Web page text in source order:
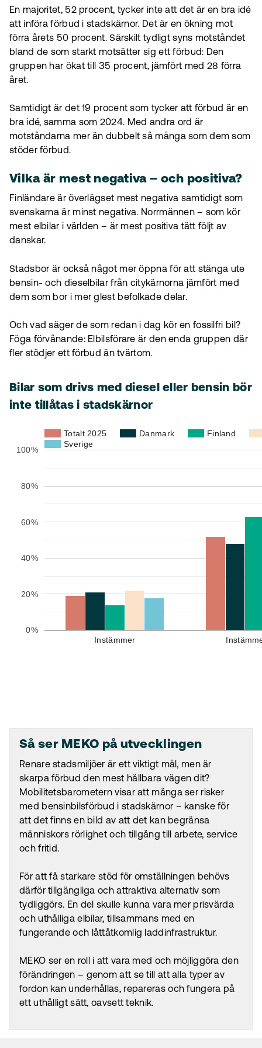
En majoritet, 52 procent, tycker inte att det är en bra idé
att införa förbud i stadskärnor. Det är en ökning mot
förra årets 50 procent. Särskilt tydligt syns motståndet
bland de som starkt motsätter sig ett förbud: Den
gruppen har ökat till 35 procent, jämfört med 28 förra
året.
Samtidigt är det 19 procent som tycker att förbud är en
bra idé, samma som 2024. Med andra ord är
motståndarna mer än dubbelt så många som dem som
stöder förbud.
Vilka är mest negativa – och positiva?
Finländare är överlägset mest negativa samtidigt som
svenskarna är minst negativa. Norrmännen – som kör
mest elbilar i världen – är mest positiva tätt följt av
danskar.
Stadsbor är också något mer öppna för att stänga ute
bensin- och dieselbilar från citykärnorna jämfört med
dem som bor i mer glest befolkade delar.
Och vad säger de som redan i dag kör en fossilfri bil?
Föga förvånande: Elbilsförare är den enda gruppen där
fler stödjer ett förbud än tvärtom.
Bilar som drivs med diesel eller bensin bör
inte tillåtas i stadskärnor
Totalt 2025 Danmark
Finland
Sverige
Instämmer
0%
20%
40%
60%
80%
100%
Så ser MEKO på utvecklingen
Renare stadsmiljöer är ett viktigt mål, men är
skarpa förbud den mest hållbara vägen dit?
Mobilitetsbarometern visar att många ser risker
med bensinbilsförbud i stadskärnor – kanske för
att det finns en bild av att det kan begränsa
människors rörlighet och tillgång till arbete, service
och fritid.
För att få starkare stöd för omställningen behövs
därför tillgängliga och attraktiva alternativ som
tydliggörs. En del skulle kunna vara mer prisvärda
och uthålliga elbilar, tillsammans med en
fungerande och låttåtkomlig laddinfrastruktur.
MEKO ser en roll i att vara med och möjliggöra den
förändringen – genom att se till att alla typer av
fordon kan underhållas, repareras och fungera på
ett uthålligt sätt, oavsett teknik.